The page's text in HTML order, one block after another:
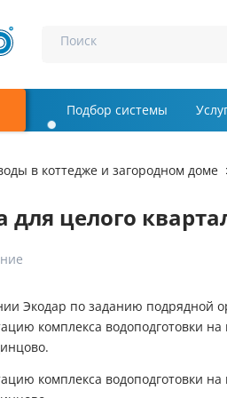
Поиск
Осветление
Подбор системы
в коттедже и загородном доме
для целого
Экодар по заданию подрядной
комплекса водоподготовки
комплекса водоподготовки